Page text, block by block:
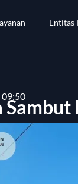
Entitas